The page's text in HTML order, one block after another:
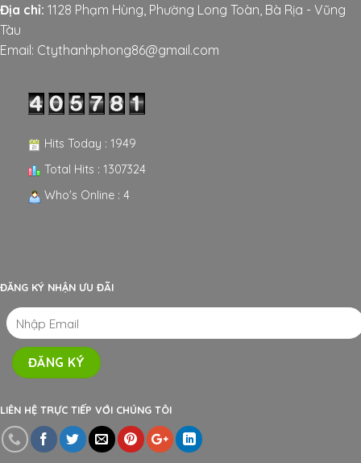
Địa chỉ: 1128 Phạm Hùng, Phường Long Toàn, Bà Rịa - Vũng
Tàu
Email: Ctythanhphong86@gmail.com
Hits Today : 1949
Total Hits : 1307324
Who's Online : 4
ĐĂNG KÝ NHẬN ƯU ĐÃI
LIÊN HỆ TRỰC TIẾP VỚI CHÚNG TÔI